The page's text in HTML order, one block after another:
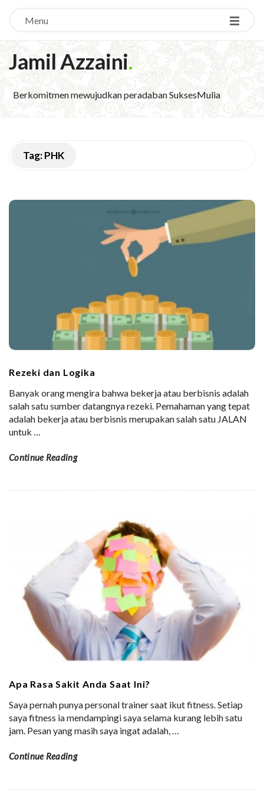
Menu
Jamil Azzaini.
Berkomitmen mewujudkan peradaban SuksesMulia
Tag:PHK
Rezeki dan Logika
Banyak orang mengira bahwa bekerja atau berbisnis adalah
salah satu sumber datangnya rezeki. Pemahaman yang tepat
adalah bekerja atau berbisnis merupakan salah satu JALAN
untuk …
Continue Reading
Apa Rasa Sakit Anda Saat Ini?
Saya pernah punya personal trainer saat ikut fitness. Setiap
saya fitness ia mendampingi saya selama kurang lebih satu
jam. Pesan yang masih saya ingat adalah,…
Continue Reading